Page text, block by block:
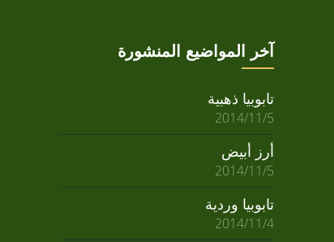
آخر المواضيع المنشورة
تابوبيا ذهبية
2014/11/5
أرز أبيض
2014/11/5
تابوبيا وردية
2014/11/4